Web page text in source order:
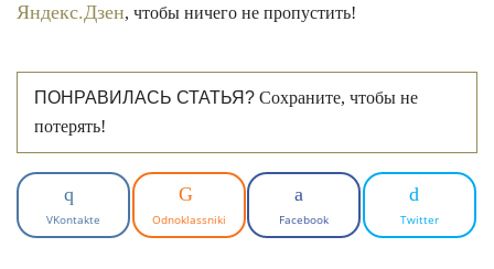
Яндекс.Дзен, чтобы ничего не пропустить!
ПОНРАВИЛАСЬ СТАТЬЯ? Сохраните, чтобы не
потерять!
VKontakte Odnoklassniki Facebook Twitter